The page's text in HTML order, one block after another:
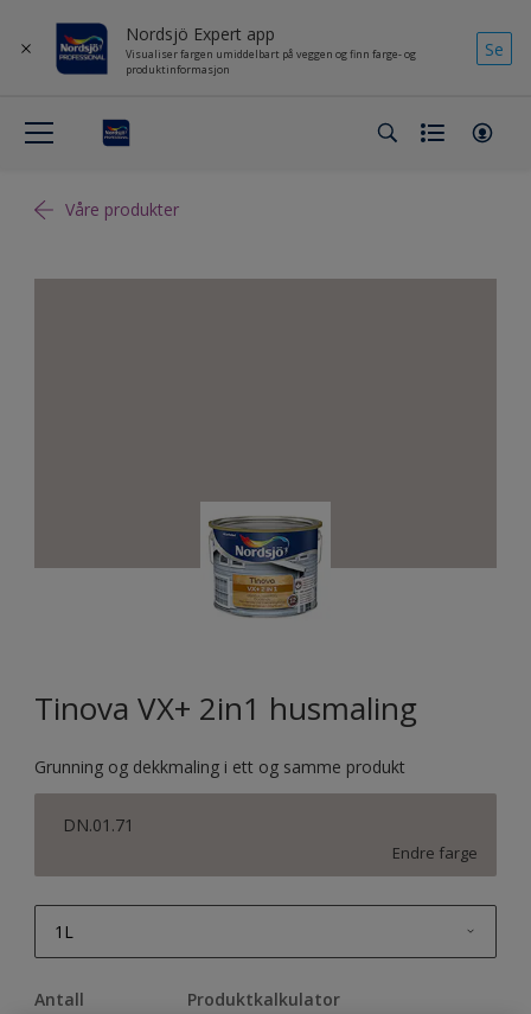
Nordsjö Expert app
Visualiser fargen umiddelbart på veggen og finn farge- og
produktinformasjon
Se
Våre produkter
Tinova VX+ 2in1 husmaling
Grunning og dekkmaling i ett og samme produkt
DN.01.71
Endre farge
1L
Antall Produktkalkulator